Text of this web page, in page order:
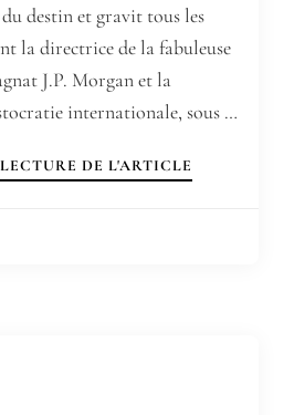
destin et gravit tous les
la directrice de la fabuleuse
J.P. Morgan et la
internationale, sous …
DE L'ARTICLE